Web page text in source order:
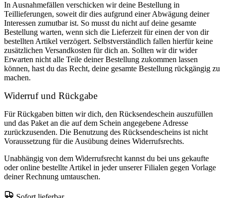
In Ausnahmefällen verschicken wir deine Bestellung in
Teillieferungen, soweit dir dies aufgrund einer Abwägung deiner
Interessen zumutbar ist. So musst du nicht auf deine gesamte
Bestellung warten, wenn sich die Lieferzeit für einen der von dir
bestellten Artikel verzögert. Selbstverständlich fallen hierfür keine
zusätzlichen Versandkosten für dich an. Sollten wir dir wider
Erwarten nicht alle Teile deiner Bestellung zukommen lassen
können, hast du das Recht, deine gesamte Bestellung rückgängig zu
machen.
Widerruf und Rückgabe
Für Rückgaben bitten wir dich, den Rücksendeschein auszufüllen
und das Paket an die auf dem Schein angegebene Adresse
zurückzusenden. Die Benutzung des Rücksendescheins ist nicht
Voraussetzung für die Ausübung deines Widerrufsrechts.
Unabhängig von dem Widerrufsrecht kannst du bei uns gekaufte
oder online bestellte Artikel in jeder unserer Filialen gegen Vorlage
deiner Rechnung umtauschen.